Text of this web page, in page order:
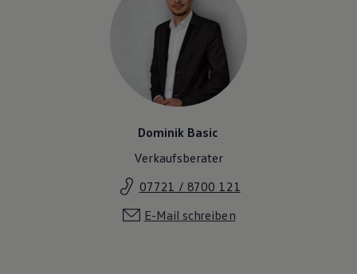
Dominik Basic
Verkaufsberater
07721 / 8700 121
E-Mail schreiben